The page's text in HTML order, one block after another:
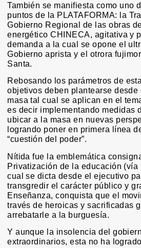
También se manifiesta como uno
puntos de la PLATAFORMA: la
Gobierno Regional de las obras
energético CHINECA, agitativa y
demanda a la cual se opone el
Gobierno aprista y el otrora
Santa.
Rebosando los parámetros de
objetivos deben plantearse desde
masa tal cual se aplican en el
es decir implementando medidas
ubicar a la masa en nuevas
logrando poner en primera línea
“cuestión del poder”.
Nítida fue la emblemática
Privatización de la educación
cual se dicta desde el ejecutivo
transgredir el carácter público y
Enseñanza, conquista que el
través de heroicas y sacrificadas
arrebatarle a la burguesía.
Y aunque la insolencia del
extraordinarios, esta no ha